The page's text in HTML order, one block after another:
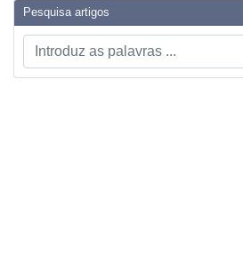
Pesquisa artigos